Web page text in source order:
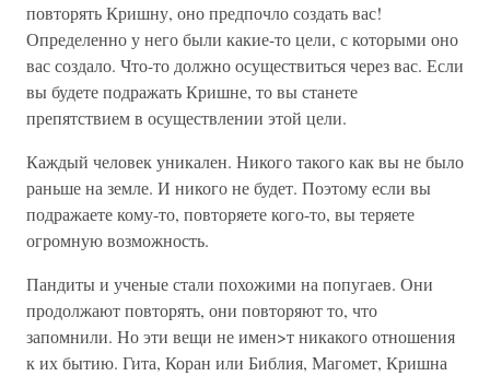
повторять Кришну, оно предпочло создать вас!
Определенно у него были какие-то цели, с которыми оно
вас создало. Что-то должно осуществиться через вас. Если
вы будете подражать Кришне, то вы станете
препятствием в осуществлении этой цели.
Каждый человек уникален. Никого такого как вы не было
раньше на земле. И никого не будет. Поэтому если вы
подражаете кому-то, повторяете кого-то, вы теряете
огромную возможность.
Пандиты и ученые стали похожими на попугаев. Они
продолжают повторять, они повторяют то, что
запомнили. Но эти вещи не имен>т никакого отношения
к их бытию. Гита, Коран или Библия, Магомет, Кришна